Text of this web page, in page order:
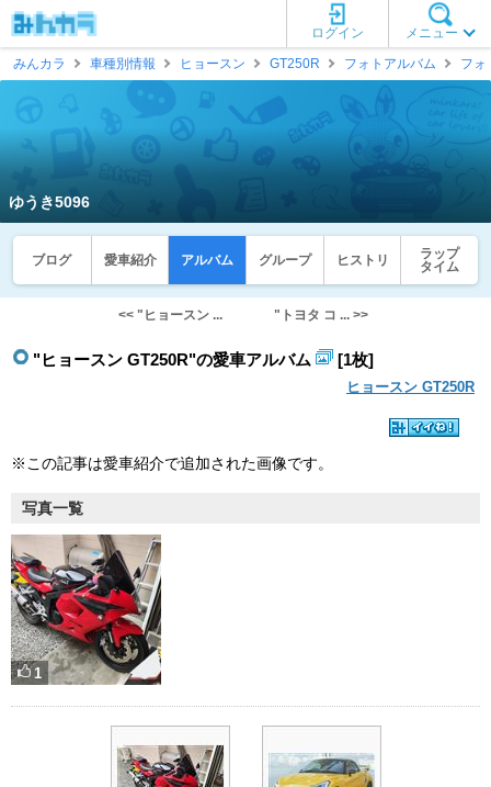
メニュー
ログイン
みんカラ
車種別情報 ヒョースン GT250R フォトアルバム フォ
ゆうき5096
ブログ 愛車紹介 アルバム グループ ヒストリ
ラップ
タイム
<< "ヒョースン ... "トヨタ コ ... >>
"ヒョースン GT250R"の愛車アルバム [1枚]
ヒョースン GT250R
※この記事は愛車紹介で追加された画像です。
写真一覧
1